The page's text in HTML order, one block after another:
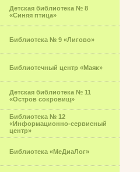
Детская библиотека № 8
«Синяя птица»
Библиотека № 9 «Лигово»
Библиотечный центр «Маяк»
Детская библиотека № 11
«Остров сокровищ»
Библиотека № 12
«Информационно-сервисный
центр»
Библиотека «МеДиаЛог»